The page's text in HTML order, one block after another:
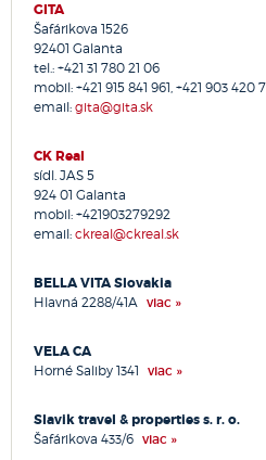
Nová Dubnica
Nováky
Nové Mesto nad Váhom
Nové Zámky
Olomouc
Opava
Ostrava
Partizánske
Poprad
Praha
Prešov
Prostějov
Pruské
GITA
Šafárikova 1526
92401 Galanta
tel.: +421 31 780 21 06
mobil: +421 915 841 961, +421 903 420
email: gita@gita.sk
CK Real
sídl. JAS 5
924 01 Galanta
mobil: +421903279292
email: ckreal@ckreal.sk
BELLA VITA Slovakia
Hlavná 2288/41A viac »
VELA CA
Horné Saliby 1341 viac »
Slavik travel & properties s. r. o.
Šafárikova 433/6 viac »